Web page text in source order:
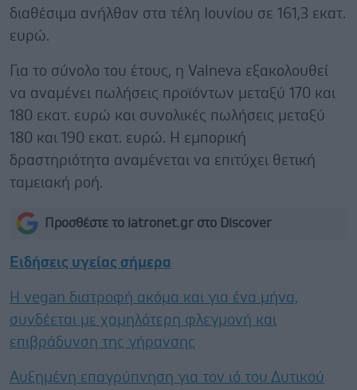
διαθέσιμα ανήλθαν στα τέλη Ιουνίου σε 161,3 εκατ.
ευρώ.
Για το σύνολο του έτους, η Valneva εξακολουθεί
να αναμένει πωλήσεις προϊόντων μεταξύ 170 και
180 εκατ. ευρώ και συνολικές πωλήσεις μεταξύ
180 και 190 εκατ. ευρώ. Η εμπορική
δραστηριότητα αναμένεται να επιτύχει θετική
ταμειακή ροή.
Προσθέστε το iatronet.gr στο Discover
Ειδήσεις υγείας σήμερα
Η vegan διατροφή ακόμα και για ένα μήνα,
συνδέεται με χαμηλότερη φλεγμονή και
επιβράδυνση της γήρανσης
Αυξημένη επαγρύπνηση για τον ιό του Δυτικού